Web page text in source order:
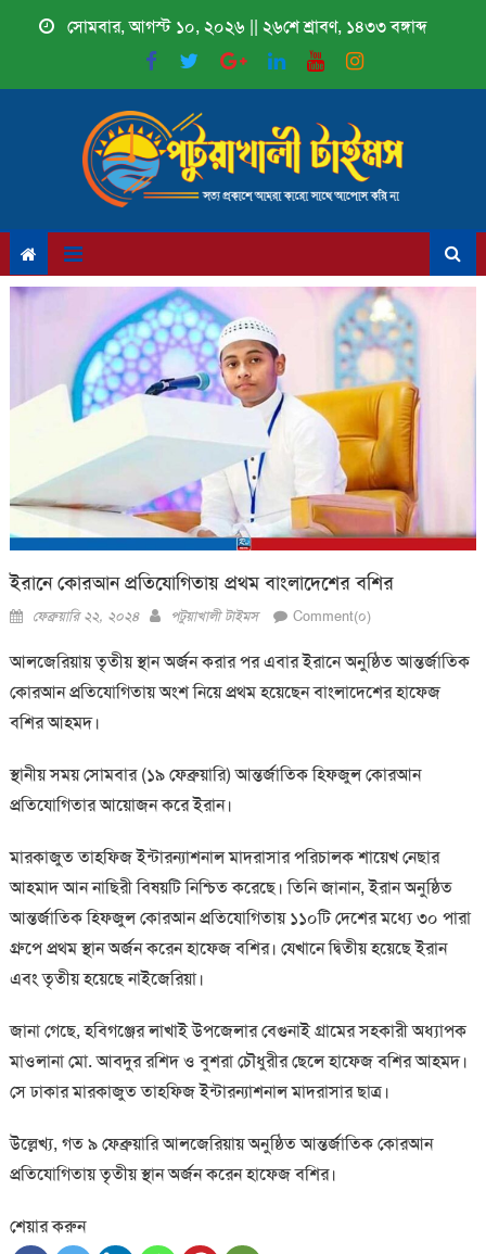
সোমবার, আগস্ট ১০, ২০২৬ || ২৬শে শ্রাবণ, ১৪৩৩ বঙ্গাব্দ
ইরানে কোরআন প্রতিযোগিতায় প্রথম বাংলাদেশের বশির
Posted
ফেব্রুয়ারি ২২, ২০২৪ Author
পটুয়াখালী টাইমস Comment(০)
আলজেরিয়ায় তৃতীয় স্থান অর্জন করার পর এবার ইরানে অনুষ্ঠিত আন্তর্জাতিক
কোরআন প্রতিযোগিতায় অংশ নিয়ে প্রথম হয়েছেন বাংলাদেশের হাফেজ
বশির আহমদ।
স্থানীয় সময় সোমবার (১৯ ফেব্রুয়ারি) আন্তর্জাতিক হিফজুল কোরআন
প্রতিযোগিতার আয়োজন করে ইরান।
মারকাজুত তাহফিজ ইন্টারন্যাশনাল মাদরাসার পরিচালক শায়েখ নেছার
আহমাদ আন নাছিরী বিষয়টি নিশ্চিত করেছে। তিনি জানান, ইরান অনুষ্ঠিত
আন্তর্জাতিক হিফজুল কোরআন প্রতিযোগিতায় ১১০টি দেশের মধ্যে ৩০ পারা
গ্রুপে প্রথম স্থান অর্জন করেন হাফেজ বশির। যেখানে দ্বিতীয় হয়েছে ইরান
এবং তৃতীয় হয়েছে নাইজেরিয়া।
জানা গেছে, হবিগঞ্জের লাখাই উপজেলার বেগুনাই গ্রামের সহকারী অধ্যাপক
মাওলানা মো. আবদুর রশিদ ও বুশরা চৌধুরীর ছেলে হাফেজ বশির আহমদ।
সে ঢাকার মারকাজুত তাহফিজ ইন্টারন্যাশনাল মাদরাসার ছাত্র।
উল্লেখ্য, গত ৯ ফেব্রুয়ারি আলজেরিয়ায় অনুষ্ঠিত আন্তর্জাতিক কোরআন
প্রতিযোগিতায় তৃতীয় স্থান অর্জন করেন হাফেজ বশির।
শেয়ার করুন